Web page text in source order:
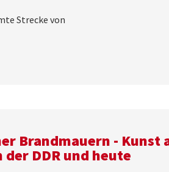
Strecke von
Brandmauern - Kunst
der DDR und heute